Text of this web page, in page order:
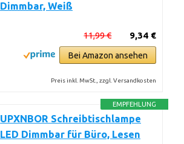
Dimmbar, Weiß
9,34 €
11,99 €
Bei Amazon ansehen
Preis inkl. MwSt., zzgl. Versandkosten
EMPFEHLUNG
UPXNBOR Schreibtischlampe
LED Dimmbar für Büro, Lesen